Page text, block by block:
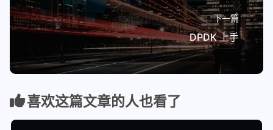
下一篇
DPDK 上手
喜欢这篇文章的人也看了